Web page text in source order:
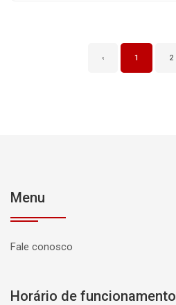
‹ 1 2
Menu
Fale conosco
Horário de funcionamento